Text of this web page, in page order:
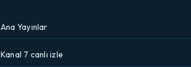
Ana Yayınlar
Kanal 7 canlı izle